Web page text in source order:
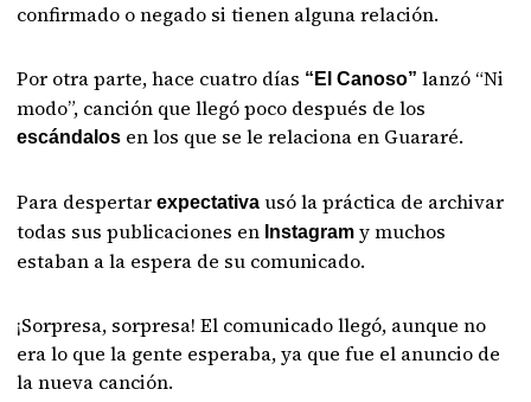
confirmado o negado si tienen alguna relación.
Por otra parte, hace cuatro días “El Canoso” lanzó “Ni
modo”, canción que llegó poco después de los
escándalos en los que se le relaciona en Guararé.
Para despertarexpectativa usó la práctica de archivar
todas sus publicaciones en Instagramy muchos
estaban a la espera de su comunicado.
¡Sorpresa, sorpresa! El comunicado llegó, aunque no
era lo que la gente esperaba, ya que fue el anuncio de
la nueva canción.